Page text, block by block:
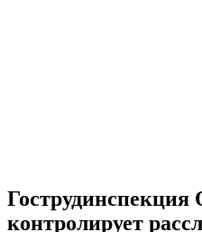
Гострудинспекция
контролирует